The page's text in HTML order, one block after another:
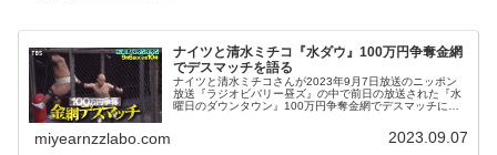
ナイツと清水ミチコ『水ダウ』100万円争奪金網
でデスマッチを語る
ナイツと清水ミチコさんが2023年9月7日放送のニッポン
放送『ラジオビバリー昼ズ』の中で前日の放送された『水
曜日のダウンタウン』100万円争奪金網でデスマッチにつ
miyearnzzlabo.com 2023.09.07